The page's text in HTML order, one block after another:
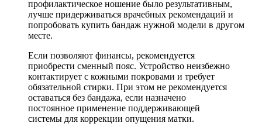
профилактическое ношение было результативным,
лучше придерживаться врачебных рекомендаций и
попробовать купить бандаж нужной модели в другом
месте.
Если позволяют финансы, рекомендуется
приобрести сменный пояс. Устройство неизбежно
контактирует с кожными покровами и требует
обязательной стирки. При этом не рекомендуется
оставаться без бандажа, если назначено
постоянное применение поддерживающей
системы для коррекции опущения матки.